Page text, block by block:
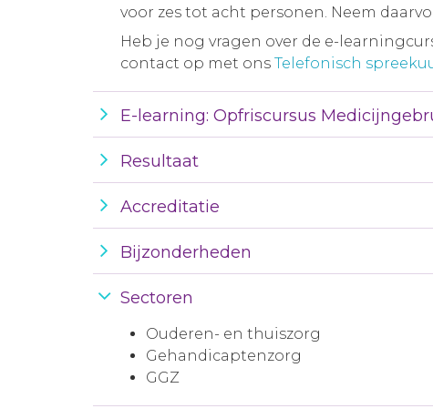
voor zes tot acht personen. Neem
Heb je nog vragen over de e-
contact op met ons Telefonisch
E-learning: Opfriscursus
Resultaat
Accreditatie
Bijzonderheden
Sectoren
Ouderen- en thuiszorg
Gehandicaptenzorg
GGZ